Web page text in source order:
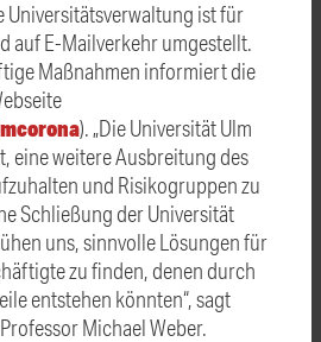
Universitätsverwaltung ist für
auf E-Mailverkehr umgestellt.
Maßnahmen informiert die
). „Die Universität Ulm
eine weitere Ausbreitung des
und Risikogruppen zu
Schließung der Universität
uns, sinnvolle Lösungen für
zu finden, denen durch
entstehen könnten“, sagt
Michael Weber.